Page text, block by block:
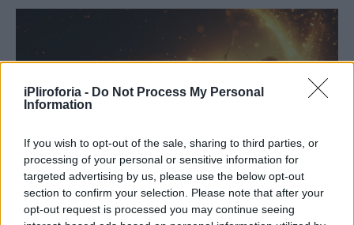
iPliroforia - Do Not Process My Personal
Information
If you wish to opt-out of the sale, sharing to third parties, or
processing of your personal or sensitive information for
targeted advertising by us, please use the below opt-out
section to confirm your selection. Please note that after your
opt-out request is processed you may continue seeing
ΖΩΔΙΑ